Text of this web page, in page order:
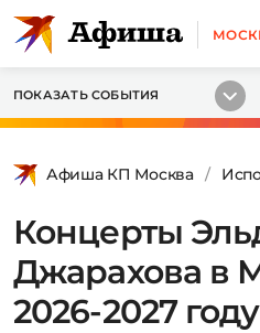
ПОКАЗАТЬ СОБЫТИЯ
Афиша КП Москва
Концерты
Джарахова в
2026-2027 году